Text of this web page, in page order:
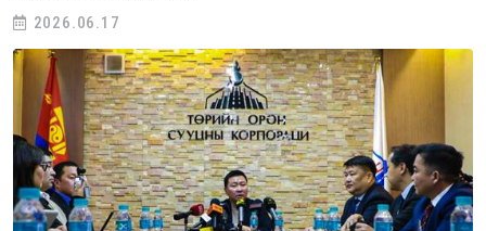
2026.06.17